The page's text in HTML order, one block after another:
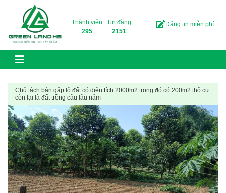
Skip to content
Thành viên
295
Tin đăng
2151
Đăng tin miễn phí
Chủ tách bán gấp lô đất có diện tích 2000m2 trong đó có 200m2 thổ cư
còn lại là đất trồng câu lâu năm